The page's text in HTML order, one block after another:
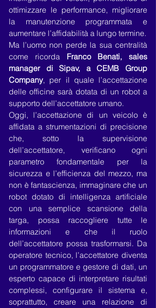
ottimizzare le performance, migliorare
la manutenzione programmata e
aumentare l’affidabilità a lungo termine.
Ma l’uomo non perde la sua centralità
come ricorda Franco Benati, sales
manager di Sipav, a CEMB Group
Company, per il quale l’accettazione
delle officine sarà dotata di un robot a
supporto dell’accettatore umano.
Oggi, l’accettazione di un veicolo è
affidata a strumentazioni di precisione
che, sotto la supervisione
dell’accettatore, verificano ogni
parametro fondamentale per la
sicurezza e l’efficienza del mezzo, ma
non è fantascienza, immaginare che un
robot dotato di intelligenza artificiale
con una semplice scansione della
targa, possa raccogliere tutte le
informazioni e che il ruolo
dell’accettatore possa trasformarsi. Da
operatore tecnico, l’accettatore diventa
un programmatore e gestore di dati, un
esperto capace di interpretare risultati
complessi, configurare il sistema e,
soprattutto, creare una relazione di